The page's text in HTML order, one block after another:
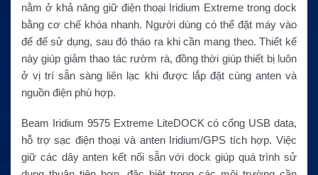
nằm ở khả năng giữ điện thoại Iridium Extreme trong dock
bằng cơ chế khóa nhanh. Người dùng có thể đặt máy vào
đế để sử dụng, sau đó tháo ra khi cần mang theo. Thiết kế
này giúp giảm thao tác rườm rà, đồng thời giúp thiết bị luôn
ở vị trí sẵn sàng liên lạc khi được lắp đặt cùng anten và
nguồn điện phù hợp.
Beam Iridium 9575 Extreme LiteDOCK có cổng USB data,
hỗ trợ sạc điện thoại và anten Iridium/GPS tích hợp. Việc
giữ các dây anten kết nối sẵn với dock giúp quá trình sử